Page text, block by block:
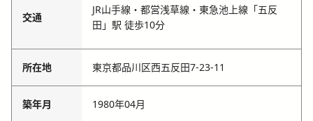
交通
JR山手線・都営浅草線・東急池上線「五反
田」駅 徒歩10分
所在地 東京都品川区西五反田7-23-11
築年月 1980年04月